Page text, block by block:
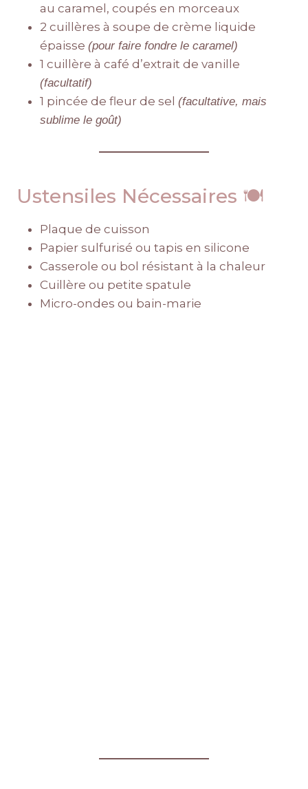
au caramel, coupés en morceaux
2 cuillères à soupe de crème liquide
épaisse (pour faire fondre le caramel)
1 cuillère à café d’extrait de vanille
(facultatif)
1 pincée de fleur de sel (facultative, mais
sublime le goût)
Ustensiles Nécessaires 🍽️
Plaque de cuisson
Papier sulfurisé ou tapis en silicone
Casserole ou bol résistant à la chaleur
Cuillère ou petite spatule
Micro-ondes ou bain-marie